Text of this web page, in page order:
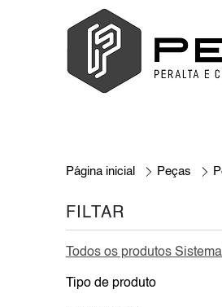
Página inicial Peças
FILTAR
Todos os produtos
Tipo de produto